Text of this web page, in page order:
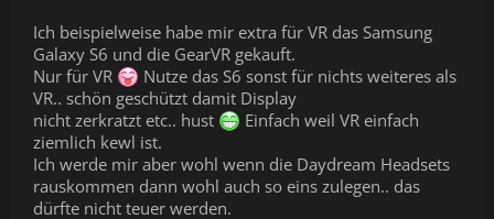
Ich beispielweise habe mir extra für VR das Samsung
Galaxy S6 und die GearVR gekauft.
Nur für VR
Nutze das S6 sonst für nichts weiteres als
VR.. schön geschützt damit Display
nicht zerkratzt etc.. hust
Einfach weil VR einfach
ziemlich kewl ist.
Ich werde mir aber wohl wenn die Daydream Headsets
rauskommen dann wohl auch so eins zulegen.. das
dürfte nicht teuer werden.